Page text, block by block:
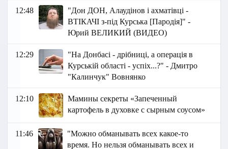
12:48
"Дон ДОН, Алаудінов і ахматівці -
ВТІКАЧІ з-під Курська [Пародія]" -
Юрий ВЕЛИКИЙ (ВИДЕО)
12:29
"На Донбасі - дрібниці, а операція в
Курській області - успіх...?" - Дмитро
"Калинчук" Вовнянко
12:10
Мамины секреты «Запеченный
картофель в духовке с сырным соусом»
11:46
"Можно обманывать всех какое-то
время. Но нельзя обманывать всех и